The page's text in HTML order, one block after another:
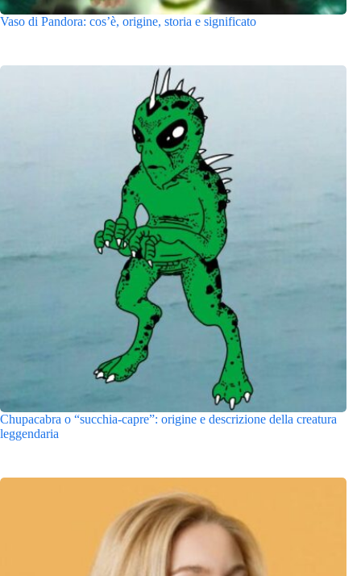
Vaso di Pandora: cos’è, origine, storia e significato
Chupacabra o “succhia-capre”: origine e descrizione della creatura
leggendaria